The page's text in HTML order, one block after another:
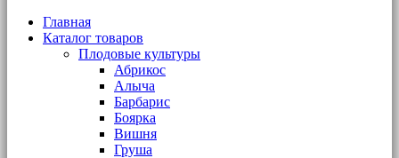
Главная
Каталог товаров
Плодовые культуры
Абрикос
Алыча
Барбарис
Боярка
Вишня
Груша